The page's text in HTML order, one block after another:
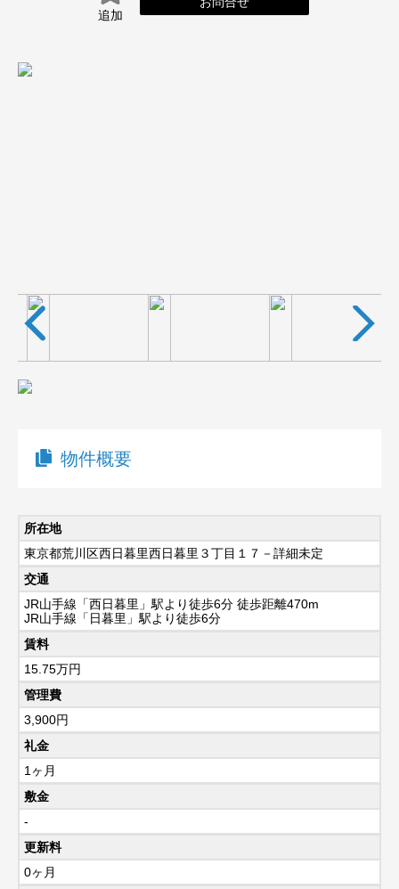
追加
物件概要
所在地
東京都荒川区西日暮里西日暮里３丁目１７－詳細未定
交通
JR山手線「西日暮里」駅より徒歩6分 徒歩距離470m
JR山手線「日暮里」駅より徒歩6分
賃料
15.75万円
管理費
3,900円
礼金
1ヶ月
敷金
-
更新料
0ヶ月